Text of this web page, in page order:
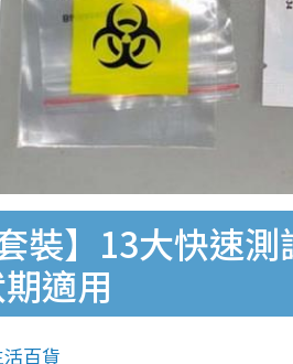
套裝】13大快速
適用
活百貨